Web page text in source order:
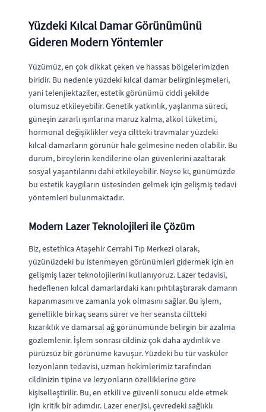
Yüzdeki Kılcal Damar Görünümünü
Gideren Modern Yöntemler
Yüzümüz, en çok dikkat çeken ve hassas bölgelerimizden
biridir. Bu nedenle yüzdeki kılcal damar belirginleşmeleri,
yani telenjiektaziler, estetik görünümü ciddi şekilde
olumsuz etkileyebilir. Genetik yatkınlık, yaşlanma süreci,
güneşin zararlı ışınlarına maruz kalma, alkol tüketimi,
hormonal değişiklikler veya ciltteki travmalar yüzdeki
kılcal damarların görünür hale gelmesine neden olabilir. Bu
durum, bireylerin kendilerine olan güvenlerini azaltarak
sosyal yaşantılarını dahi etkileyebilir. Neyse ki, günümüzde
bu estetik kaygıların üstesinden gelmek için gelişmiş tedavi
yöntemleri bulunmaktadır.
Modern Lazer Teknolojileri ile Çözüm
Biz, estethica Ataşehir Cerrahi Tıp Merkezi olarak,
yüzünüzdeki bu istenmeyen görünümleri gidermek için en
gelişmiş lazer teknolojilerini kullanıyoruz. Lazer tedavisi,
hedeflenen kılcal damarlardaki kanı pıhtılaştırarak damarın
kapanmasını ve zamanla yok olmasını sağlar. Bu işlem,
genellikle birkaç seans sürer ve her seansta ciltteki
kızarıklık ve damarsal ağ görünümünde belirgin bir azalma
gözlemlenir. İşlem sonrası cildiniz çok daha aydınlık ve
pürüzsüz bir görünüme kavuşur. Yüzdeki bu tür vasküler
lezyonların tedavisi, uzman hekimlerimiz tarafından
cildinizin tipine ve lezyonların özelliklerine göre
kişiselleştirilir. Bu, en etkili ve güvenli sonucu elde etmek
için kritik bir adımdır. Lazer enerjisi, çevredeki sağlıklı